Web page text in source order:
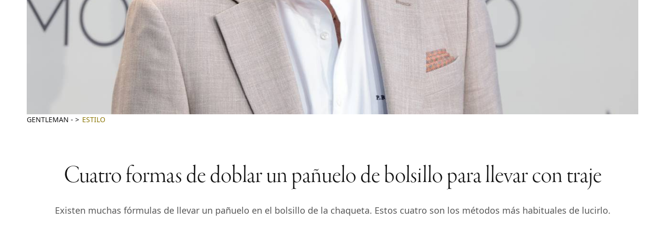
GENTLEMAN - ESTILO
Cuatro formas de doblar un pañuelo de bolsillo para llevar con traje
Existen muchas fórmulas de llevar un pañuelo en el bolsillo de la chaqueta. Estos cuatro son los métodos más habituales de lucirlo.